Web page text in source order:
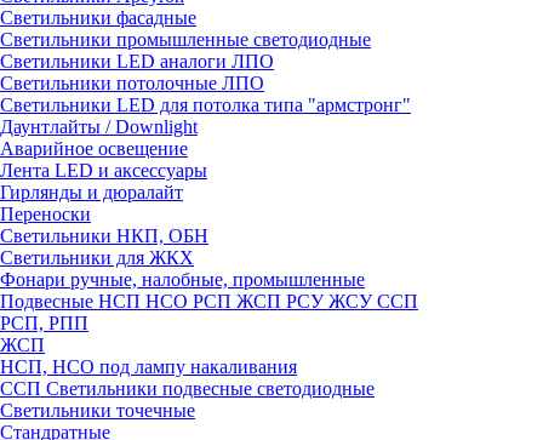
Светильники фасадные
Светильники промышленные светодиодные
Светильники LED аналоги ЛПО
Светильники потолочные ЛПО
Светильники LED для потолка типа "армстронг"
Даунтлайты / Downlight
Аварийное освещение
Лента LED и аксессуары
Гирлянды и дюралайт
Переноски
Светильники НКП, ОБН
Светильники для ЖКХ
Фонари ручные, налобные, промышленные
Подвесные НСП НСО РСП ЖСП РСУ ЖСУ ССП
РСП, РПП
ЖСП
НСП, НСО под лампу накаливания
ССП Светильники подвесные светодиодные
Светильники точечные
Стандратные